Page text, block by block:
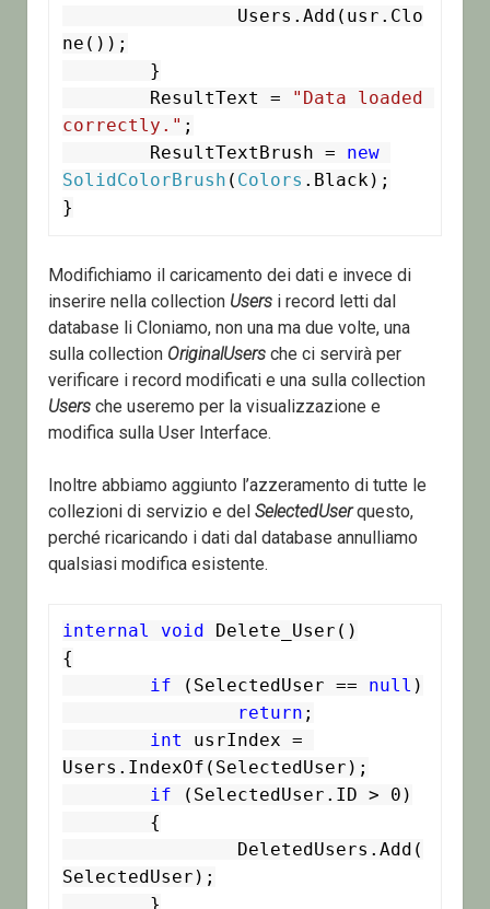
ne());
	ResultText =
"Data loaded
correctly." ;
	ResultTextBrush =
new
SolidColorBrush ( Colors .Black);
}
Modifichiamo il caricamento dei dati e invece di
inserire nella collection Usersi record letti dal
database li Cloniamo, non una ma due volte, una
sulla collection OriginalUsersche ci servirà per
verificare i record modificati e una sulla collection
Usersche useremo per la visualizzazione e
modifica sulla User Interface.
Inoltre abbiamo aggiunto l’azzeramento di tutte le
collezioni di servizio e del SelectedUserquesto,
perché ricaricando i dati dal database annulliamo
qualsiasi modifica esistente.
internal void Delete_User()
{
if (SelectedUser == null )
return ;
int usrIndex =
Users.IndexOf(SelectedUser);
if (SelectedUser.ID > 0)
SelectedUser);